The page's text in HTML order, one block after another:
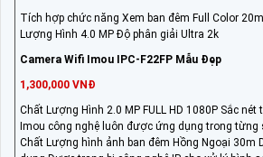
Tích hợp chức năng Xem ban đêm Full Color
Lượng Hình 4.0 MP Độ phân giải Ultra 2k
Camera Wifi Imou IPC-F22FP Mẫu Đẹp
1,300,000 VNĐ
Chất Lượng Hình 2.0 MP FULL HD 1080P Sắc nét
Imou công nghệ luôn được ứng dụng trong từng
Chất Lượng hình ảnh ban đêm Hồng Ngoại 30m